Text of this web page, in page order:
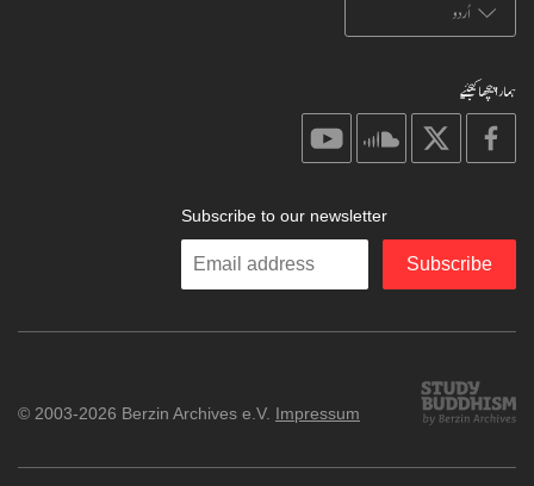
ہمارا پیچھا کیجئیے
on
facebook
on
on
soundcloud
on
Subscribe to our newsletter
Enter
Subscribe
Study
Buddhism
© 2003-2026 Berzin Archives e.V. Impressum